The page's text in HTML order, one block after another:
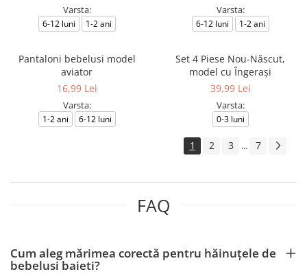
Varsta:
6-12 luni 1-2 ani
Varsta:
6-12 luni 1-2 ani
Pantaloni bebelusi model
aviator
16,99 Lei
Varsta:
1-2 ani 6-12 luni
Set 4 Piese Nou-Născut,
model cu Îngerași
39,99 Lei
Varsta:
0-3 luni
1 2 3 ... 7
FAQ
Cum aleg mărimea corectă pentru hăinuțele de
bebelusi baieti?